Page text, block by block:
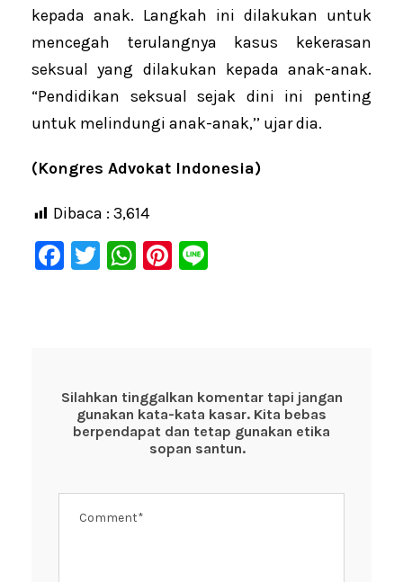
kepada anak. Langkah ini dilakukan untuk
mencegah terulangnya kasus kekerasan
seksual yang dilakukan kepada anak-anak.
“Pendidikan seksual sejak dini ini penting
untuk melindungi anak-anak,’’ ujar dia.
(Kongres Advokat Indonesia)
Dibaca : 3,614
F
o
o
T
W
p
p
Pi
Silahkan tinggalkan komentar tapi jangan
gunakan kata-kata kasar. Kita bebas
berpendapat dan tetap gunakan etika
sopan santun.